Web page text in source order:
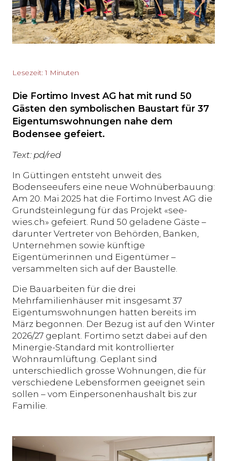
Lesezeit: 1 Minuten
Die Fortimo Invest AG hat mit rund 50
Gästen den symbolischen Baustart für 37
Eigentumswohnungen nahe dem
Bodensee gefeiert.
Text: pd/red
In Güttingen entsteht unweit des
Bodenseeufers eine neue Wohnüberbauung:
Am 20. Mai 2025 hat die Fortimo Invest AG die
Grundsteinlegung für das Projekt «see-
wies.ch» gefeiert. Rund 50 geladene Gäste –
darunter Vertreter von Behörden, Banken,
Unternehmen sowie künftige
Eigentümerinnen und Eigentümer –
versammelten sich auf der Baustelle.
Die Bauarbeiten für die drei
Mehrfamilienhäuser mit insgesamt 37
Eigentumswohnungen hatten bereits im
März begonnen. Der Bezug ist auf den Winter
2026/27 geplant. Fortimo setzt dabei auf den
Minergie-Standard mit kontrollierter
Wohnraumlüftung. Geplant sind
unterschiedlich grosse Wohnungen, die für
verschiedene Lebensformen geeignet sein
sollen – vom Einpersonenhaushalt bis zur
Familie.